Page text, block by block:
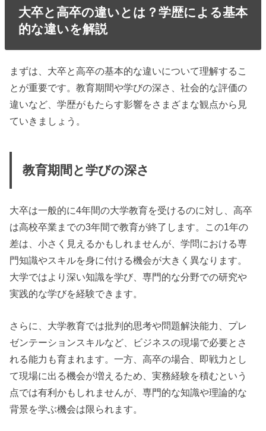
大卒と高卒の違いとは？学歴による基本
的な違いを解説
まずは、大卒と高卒の基本的な違いについて理解するこ
とが重要です。教育期間や学びの深さ、社会的な評価の
違いなど、学歴がもたらす影響をさまざまな観点から見
ていきましょう。
教育期間と学びの深さ
大卒は一般的に4年間の大学教育を受けるのに対し、高卒
は高校卒業までの3年間で教育が終了します。この1年の
差は、小さく見えるかもしれませんが、学問における専
門知識やスキルを身に付ける機会が大きく異なります。
大学ではより深い知識を学び、専門的な分野での研究や
実践的な学びを経験できます。
さらに、大学教育では批判的思考や問題解決能力、プレ
ゼンテーションスキルなど、ビジネスの現場で必要とさ
れる能力も育まれます。一方、高卒の場合、即戦力とし
て現場に出る機会が増えるため、実務経験を積むという
点では有利かもしれませんが、専門的な知識や理論的な
背景を学ぶ機会は限られます。